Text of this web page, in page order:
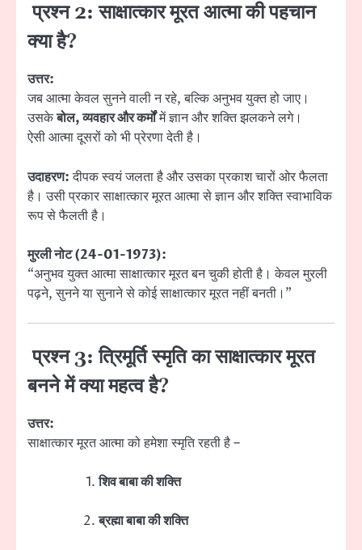
प्रश्न 2: साक्षात्कार मूरत आत्मा की पहचान
क्या है?
उत्तर:
जब आत्मा केवल सुनने वाली न रहे, बल्कि अनुभव युक्त हो जाए।
उसकेबोल, व्यवहार और कर्मोंमें ज्ञान और शक्ति झलकने लगे।
ऐसी आत्मा दूसरों को भी प्रेरणा देती है।
उदाहरण:दीपक स्वयं जलता है और उसका प्रकाश चारों ओर फैलता
है। उसी प्रकार साक्षात्कार मूरत आत्मा से ज्ञान और शक्ति स्वाभाविक
रूप से फैलती है।
मुरली नोट (24-01-1973):
“अनुभव युक्त आत्मा साक्षात्कार मूरत बन चुकी होती है। केवल मुरली
पढ़ने, सुनने या सुनाने से कोई साक्षात्कार मूरत नहीं बनती।”
प्रश्न 3: त्रिमूर्ति स्मृति का साक्षात्कार मूरत
बनने में क्या महत्व है?
उत्तर:
साक्षात्कार मूरत आत्मा को हमेशा स्मृति रहती है –
शिव बाबा की शक्ति
ब्रह्मा बाबा की शक्ति